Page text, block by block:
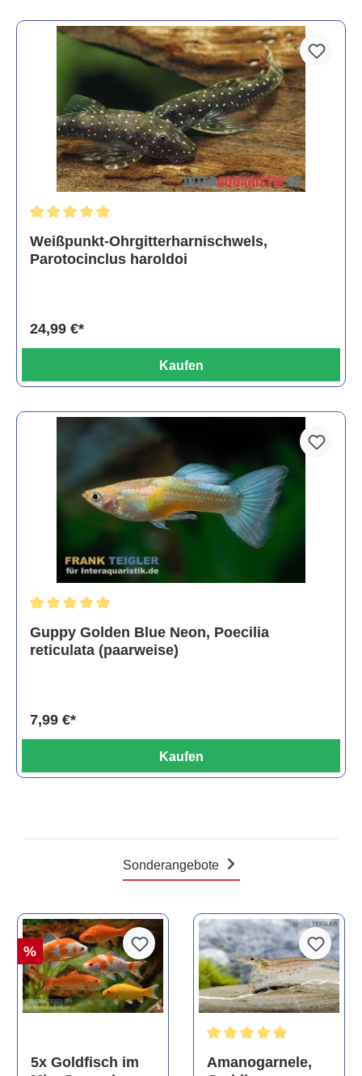
Weißpunkt-Ohrgitterharnischwels,
Parotocinclus haroldoi
24,99 €*
Kaufen
Guppy Golden Blue Neon, Poecilia
reticulata (paarweise)
7,99 €*
Kaufen
Sonderangebote
%
5x Goldfisch im
Amanogarnele,